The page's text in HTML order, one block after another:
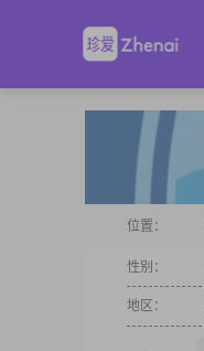
位置：
性别：
地区：